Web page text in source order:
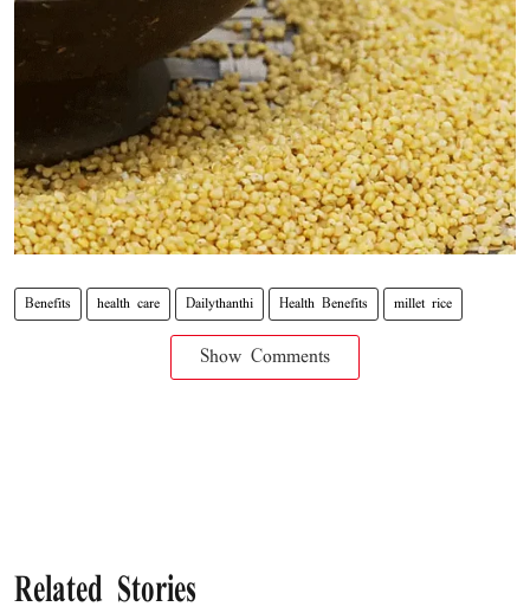
Benefits health care Dailythanthi Health Benefits millet rice
Show Comments
Related Stories